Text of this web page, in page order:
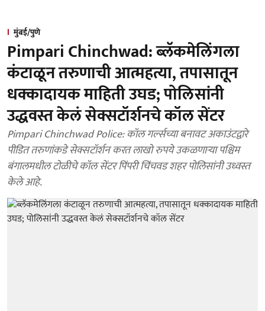
मुंबई/पुणे
Pimpari Chinchwad: ब्लॅकमेलिंगला
कंटाळून तरुणाची आत्महत्या, तपासातून
धक्कादायक माहिती उघड; पोलिसांनी
उद्धवस्त केलं सेक्सटॉर्शनचे कॉल सेंटर
Pimpari Chinchwad Police: कॉल गर्ल्सच्या बनावट अकाउंटद्वारे
पीडित तरुणांकडे सेक्सटॉर्शन करत लाखो रुपये उकळणाऱ्या पश्चिम
बंगालमधील टोळीचे कॉल सेंटर पिंपरी चिंचवड शहर पोलिसांनी उध्वस्त
केले आहे.